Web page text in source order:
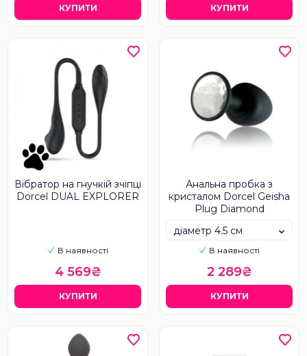
КУПИТИ КУПИТИ
Вібратор на гнучкій зчіпці
Dorcel DUAL EXPLORER
В наявності
4 569₴
КУПИТИ
Анальна пробка з
кристалом Dorcel Geisha
Plug Diamond
В наявності
діаметр 4.5 см
2 289₴
КУПИТИ